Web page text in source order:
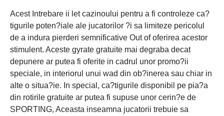
Acest Intrebare ii let cazinoului pentru a fi controleze ca?
tigurile poten?iale ale jucatorilor ?i sa limiteze pericolul
de a indura pierderi semnificative Out of oferirea acestor
stimulent. Aceste gyrate gratuite mai degraba decat
depunere ar putea fi oferite in cadrul unor promo?ii
speciale, in interiorul unui wad din ob?inerea sau chiar in
alte o situa?ie. In special, ca?tigurile disponibil pe pia?a
din rotirile gratuite ar putea fi supuse unor cerin?e de
SPORTING, Aceasta inseamna jucatorii trebuie sa